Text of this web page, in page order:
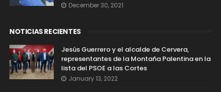
December 30, 2021
NOTICIAS RECIENTES
Jesús Guerrero y el alcalde de Cervera,
representantes de la Montaña Palentina en la
lista del PSOE a las Cortes
January 13, 2022